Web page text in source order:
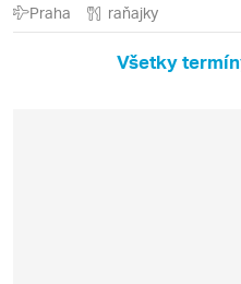
Praha raňajky
Všetky